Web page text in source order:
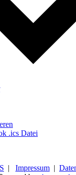
.ics Datei
| Impressum |